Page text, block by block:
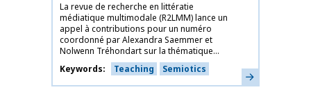
La revue de recherche en littératie
médiatique multimodale (R2LMM) lance un
appel à contributions pour un numéro
coordonné par Alexandra Saemmer et
Nolwenn Tréhondart sur la thématique...
Keywords
Teaching Semiotics Learn more